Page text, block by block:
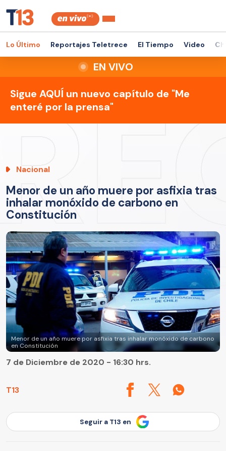
Lo Último Reportajes Teletrece El Tiempo Video
EN VIVO
Sigue AQUÍ un nuevo capítulo de "Me
enteré por la prensa"
Nacional
Menor de un año muere por asfixia tras
inhalar monóxido de carbono en
Constitución
Menor de un año muere por asfixia tras inhalar monóxido de carbono
en Constitución
T13
7 de Diciembre de 2020 - 16:30 hrs.
Seguir a T13 en